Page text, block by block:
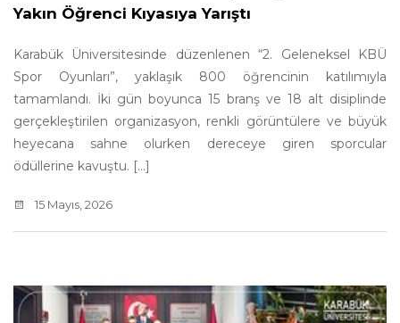
Yakın Öğrenci Kıyasıya Yarıştı
Karabük Üniversitesinde düzenlenen “2. Geleneksel KBÜ
Spor Oyunları”, yaklaşık 800 öğrencinin katılımıyla
tamamlandı. İki gün boyunca 15 branş ve 18 alt disiplinde
gerçekleştirilen organizasyon, renkli görüntülere ve büyük
heyecana sahne olurken dereceye giren sporcular
ödüllerine kavuştu. [...]
15 Mayıs, 2026